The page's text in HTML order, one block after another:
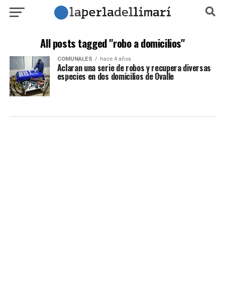
All posts tagged "robo a domicilios"
COMUNALES hace 4 años
Aclaran una serie de robos y recupera diversas
especies en dos domicilios de Ovalle